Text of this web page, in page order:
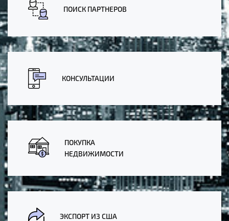
ПОИСК ПАРТНЕРОВ
КОНСУЛЬТАЦИИ
ПОКУПКА
НЕДВИЖИМОСТИ
ЭКСПОРТ ИЗ США